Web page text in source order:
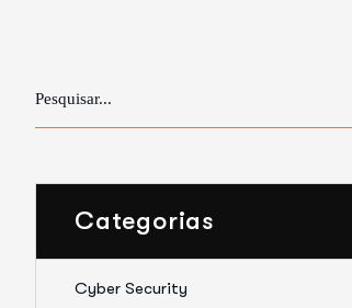
Categorias
Cyber Security